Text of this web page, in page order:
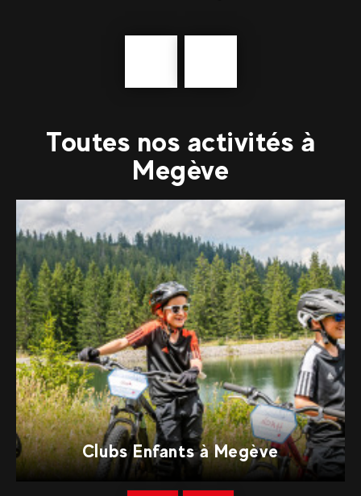
Toutes nos activités à
Megève
Clubs Enfants à Megève